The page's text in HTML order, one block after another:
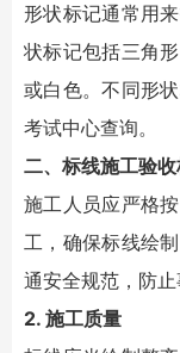
形状标记通常用
状标记包括三角
或白色。不同形
考试中心查询。
二、标线施工验
施工人员应严格
工，确保标线绘
通安全规范，防止
2. 施工质量